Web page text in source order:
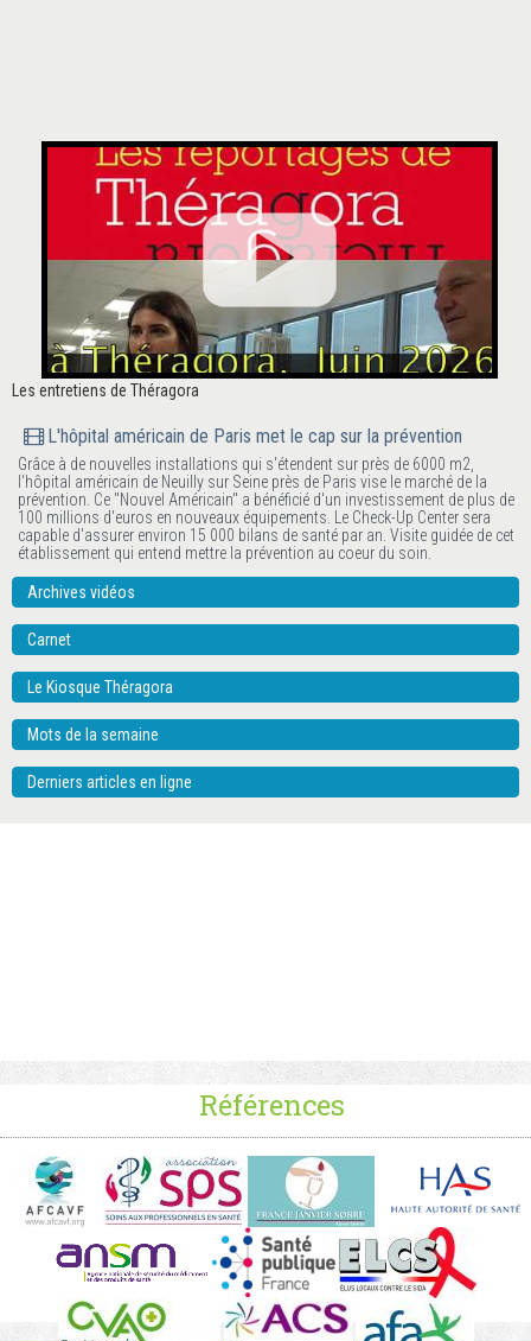
Les entretiens de Théragora
L'hôpital américain de Paris met le cap sur la prévention
Grâce à de nouvelles installations qui s'étendent sur près de 6000 m2,
l'hôpital américain de Neuilly sur Seine près de Paris vise le marché de la
prévention. Ce "Nouvel Américain" a bénéficié d'un investissement de plus de
100 millions d'euros en nouveaux équipements. Le Check-Up Center sera
capable d'assurer environ 15 000 bilans de santé par an. Visite guidée de cet
établissement qui entend mettre la prévention au coeur du soin.
Archives vidéos
Carnet
Le Kiosque Théragora
Mots de la semaine
Derniers articles en ligne
Références